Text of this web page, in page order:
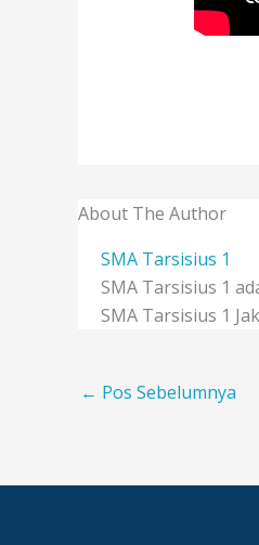
About The Author
SMA Tarsisius 1
SMA Tarsisius 1
SMA Tarsisius 1
← Pos Sebelumnya